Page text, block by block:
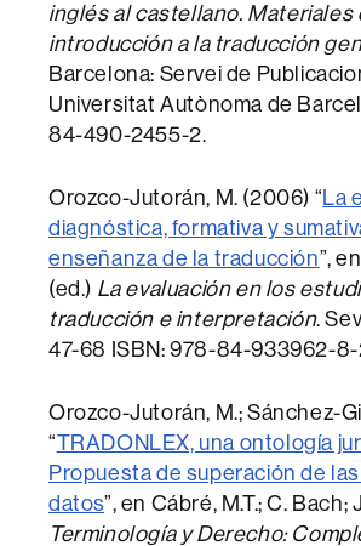
inglés al castellano. Materiales
introducción a la traducción
Barcelona: Servei de
Universitat Autònoma de
84-490-2455-2.
Orozco-Jutorán, M. (2006) “La
diagnóstica, formativa y
enseñanza de la traducción”,
(ed.) La evaluación en los
traducción e interpretación.
47-68 ISBN: 978-84-933962-8-
Orozco-Jutorán, M.; Sánchez-
“TRADONLEX, una ontología
Propuesta de superación de
datos”, en Cábré, M.T.; C. Bach;
Terminología y Derecho: